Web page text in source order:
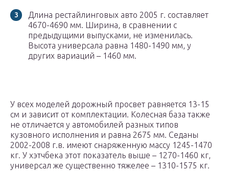
Длина рестайлинговых авто 2005 г. составляет
4670-4690 мм. Ширина, в сравнении с
предыдущими выпусками, не изменилась.
Высота универсала равна 1480-1490 мм, у
других вариаций – 1460 мм.
У всех моделей дорожный просвет равняется 13-15
см и зависит от комплектации. Колесная база также
не отличается у автомобилей разных типов
кузовного исполнения и равна 2675 мм. Седаны
2002-2008 г.в. имеют снаряженную массу 1245-1470
кг. У хэтчбека этот показатель выше – 1270-1460 кг,
универсал же существенно тяжелее – 1310-1575 кг.